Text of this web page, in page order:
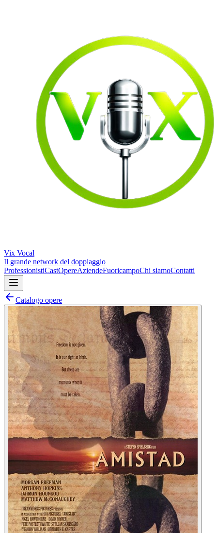
Vix Vocal
Il grande network del doppiaggio
ProfessionistiCastOpereAziendeFuoricampoChi siamoContatti
Catalogo opere